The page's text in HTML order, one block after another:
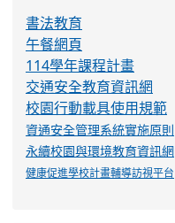
書法教育
午餐網頁
114學年課程計畫
交通安全教育資訊網
校園行動載具使用規範
資通安全管理系統實施原則
永續校園與環境教育資訊網
健康促進學校計畫輔導訪視平台